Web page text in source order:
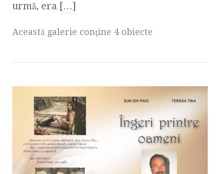
urmă, era […]
Această galerie conţine 4 obiecte